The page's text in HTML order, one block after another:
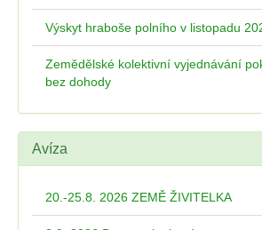
Výskyt hraboše polního v listopadu
Zemědělské kolektivní vyjednávání
bez dohody
Avíza
20.-25.8. 2026 ZEMĚ ŽIVITELKA